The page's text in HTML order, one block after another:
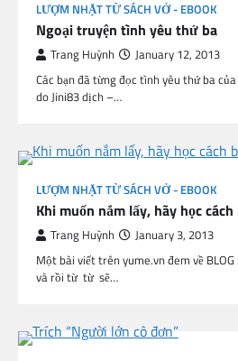
LƯỢM NHẶT TỪ SÁCH VỞ - EBOOK
Ngoại truyện tình yêu thứ ba
Trang Huỳnh January 12, 2013
Các bạn đã từng đọc tình yêu thứ ba
do Jini83 dịch –…
LƯỢM NHẶT TỪ SÁCH VỞ - EBOOK
Khi muốn nắm lấy, hãy học
Trang Huỳnh January 3, 2013
Một bài viết trên yume.vn đem về
và rồi từ từ sẽ…